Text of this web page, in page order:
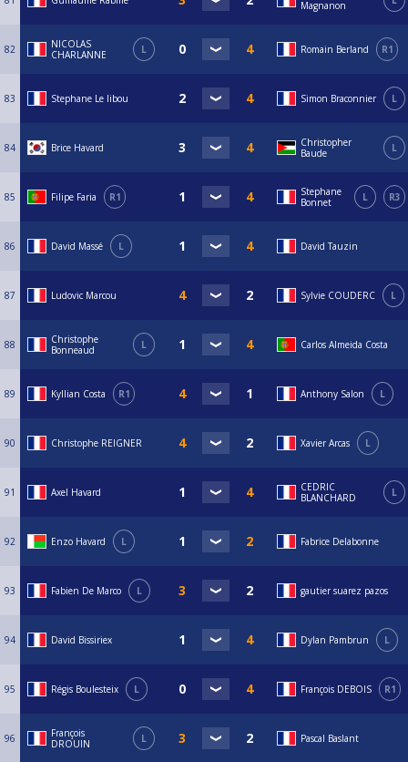
Magnanon
82
NICOLAS
CHARLANNE
L Romain Berland R1
83 Stephane Le libou Simon Braconnier L
84 Brice Havard
Christopher
Baude
L
85 Filipe Faria R1
Stephane
Bonnet
L R3
86 David Massé L David Tauzin
87 Ludovic Marcou Sylvie COUDERC L
88
Christophe
Bonneaud
L Carlos Almeida Costa
89 Kyllian Costa R1 Anthony Salon L
90 Christophe REIGNER Xavier Arcas L
91 Axel Havard
CEDRIC
BLANCHARD
L
92 Enzo Havard L Fabrice Delabonne
93 Fabien De Marco L gautier suarez pazos
94 David Bissiriex Dylan Pambrun L
95 Régis Boulesteix L François DEBOIS R1
96
François
DROUIN
L Pascal Baslant